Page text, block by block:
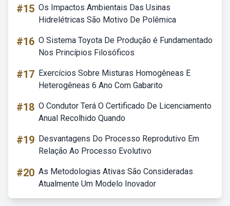
#15 Os Impactos Ambientais Das Usinas
Hidrelétricas São Motivo De Polêmica
#16 O Sistema Toyota De Produção é Fundamentado
Nos Princípios Filosóficos
#17 Exercícios Sobre Misturas Homogêneas E
Heterogêneas 6 Ano Com Gabarito
#18 O Condutor Terá O Certificado De Licenciamento
Anual Recolhido Quando
#19 Desvantagens Do Processo Reprodutivo Em
Relação Ao Processo Evolutivo
#20 As Metodologias Ativas São Consideradas
Atualmente Um Modelo Inovador